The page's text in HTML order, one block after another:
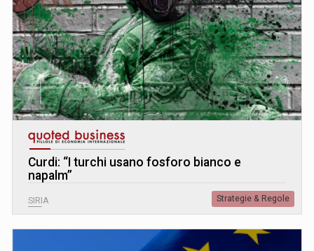
Curdi: “I turchi usano fosforo bianco e
napalm”
SIRIA Strategie & Regole